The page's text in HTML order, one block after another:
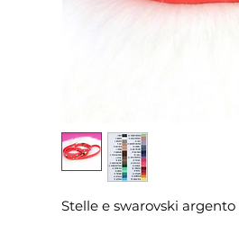
Stelle e swarovski argento